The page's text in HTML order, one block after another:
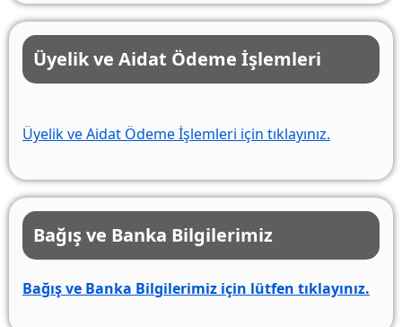
Üyelik ve Aidat Ödeme İşlemleri
Üyelik ve Aidat Ödeme İşlemleri için tıklayınız.
Bağış ve Banka Bilgilerimiz
Bağış ve Banka Bilgilerimiz için lütfen tıklayınız.